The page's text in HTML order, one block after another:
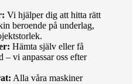
Vi hjälper dig att hitta rätt
beroende på underlag,
Hämta själv eller få
– vi anpassar oss efter
Alla våra maskiner